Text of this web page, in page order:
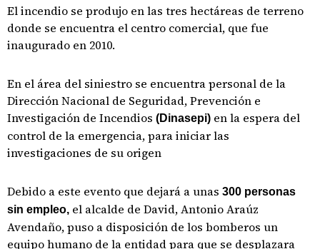
El incendio se produjo en las tres hectáreas de terreno
donde se encuentra el centro comercial, que fue
inaugurado en 2010.
En el área del siniestro se encuentra personal de la
Dirección Nacional de Seguridad, Prevención e
Investigación de Incendios (Dinasepi) en la espera del
control de la emergencia, para iniciar las
investigaciones de su origen
Debido a este evento que dejará a unas 300 personas
sin empleo, el alcalde de David, Antonio Araúz
Avendaño, puso a disposición de los bomberos un
equipo humano de la entidad para que se desplazara